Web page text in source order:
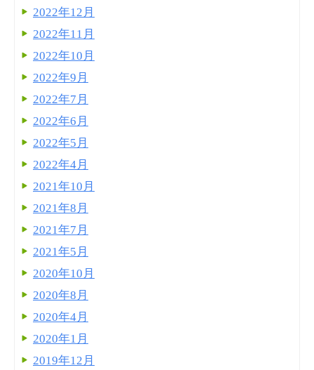
2022年12月
2022年11月
2022年10月
2022年9月
2022年7月
2022年6月
2022年5月
2022年4月
2021年10月
2021年8月
2021年7月
2021年5月
2020年10月
2020年8月
2020年4月
2020年1月
2019年12月